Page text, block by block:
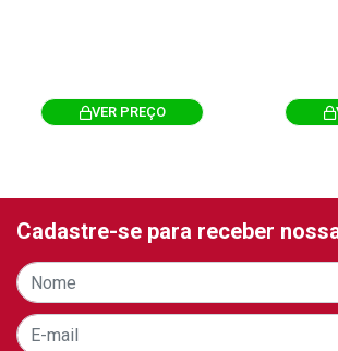
VER PREÇO
Cadastre-se para receber